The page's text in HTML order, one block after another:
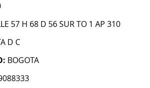
57 H 68 D 56 SUR TO 1 AP 310
D C
BOGOTA